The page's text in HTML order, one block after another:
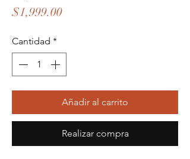
$1,999.00Precio
Cantidad *
Añadir al carrito
Realizar compra